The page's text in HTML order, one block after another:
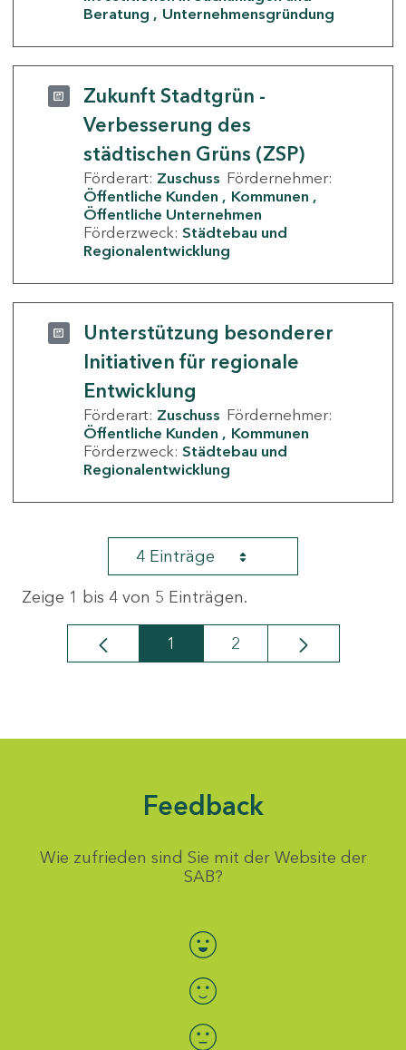
Beratung
Unternehmensgründung
Zukunft Stadtgrün -
Verbesserung des
städtischen Grüns (ZSP)
Förderart: Zuschuss Fördernehmer:
Öffentliche Kunden
Kommunen
Öffentliche Unternehmen
Förderzweck: Städtebau und
Regionalentwicklung
Unterstützung besonderer
Initiativen für regionale
Entwicklung
Förderart: Zuschuss Fördernehmer:
Öffentliche Kunden
Kommunen
Förderzweck: Städtebau und
Regionalentwicklung
4 Einträge
Zeige 1 bis 4 von 5 Einträgen.
Seite
1 Seite
2
Feedback
Wie zufrieden sind Sie mit der Website der
SAB?
Bewertung auswählen